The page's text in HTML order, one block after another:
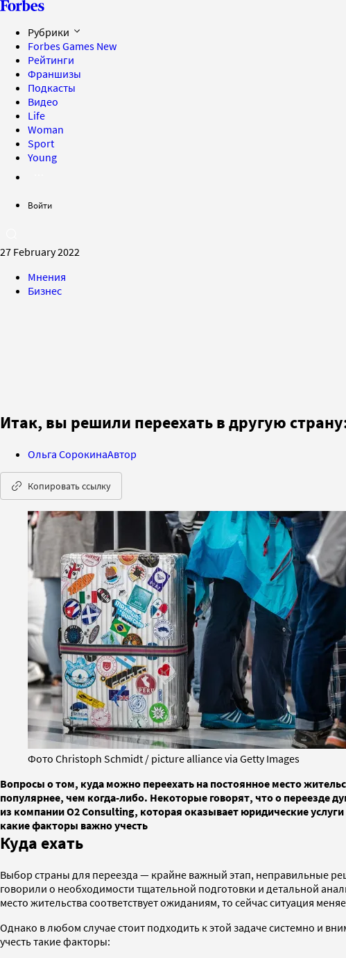
Рубрики
Forbes Games New
Рейтинги
Франшизы
Подкасты
Видео
Life
Woman
Sport
Young
Войти
27 February 2022
Мнения
Бизнес
Итак, вы решили переехать в другую
Ольга СорокинаАвтор
Копировать ссылку
Фото Christoph Schmidt / picture alliance via Getty Images
Вопросы о том, куда можно переехать на постоянное место
популярнее, чем когда-либо. Некоторые говорят, что о переезде
из компании O2 Consulting, которая оказывает юридические
какие факторы важно учесть
Куда ехать
Выбор страны для переезда — крайне важный этап, неправильные
говорили о необходимости тщательной подготовки и детальной
место жительства соответствует ожиданиям, то сейчас ситуация
Однако в любом случае стоит подходить к этой задаче системно и
учесть такие факторы: